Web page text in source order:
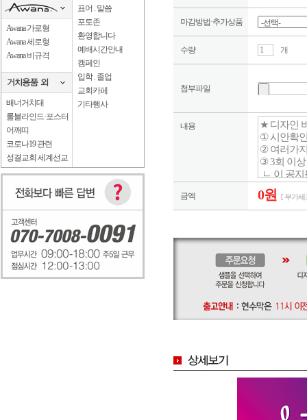
Awana 가로형
Awana 세로형
Awana 비규격
배너거치대
롤블라인드·포스터
어깨띠
코로나19 관련
성결교회 세계선교
표어 . 말씀
포토존
환영합니다
예배시간안내
캠페인
입학 . 졸업
교회카페
기타행사
마감방법·추가상품
수량 개
첨부파일
내용
금액 0원 [ 부가세